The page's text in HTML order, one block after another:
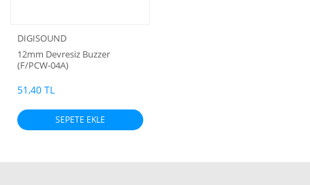
DIGISOUND
12mm Devresiz Buzzer
(F/PCW-04A)
51,40 TL
SEPETE EKLE